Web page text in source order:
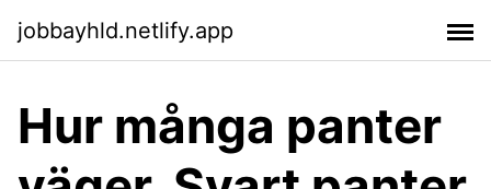
jobbayhld.netlify.app
Hur många panter